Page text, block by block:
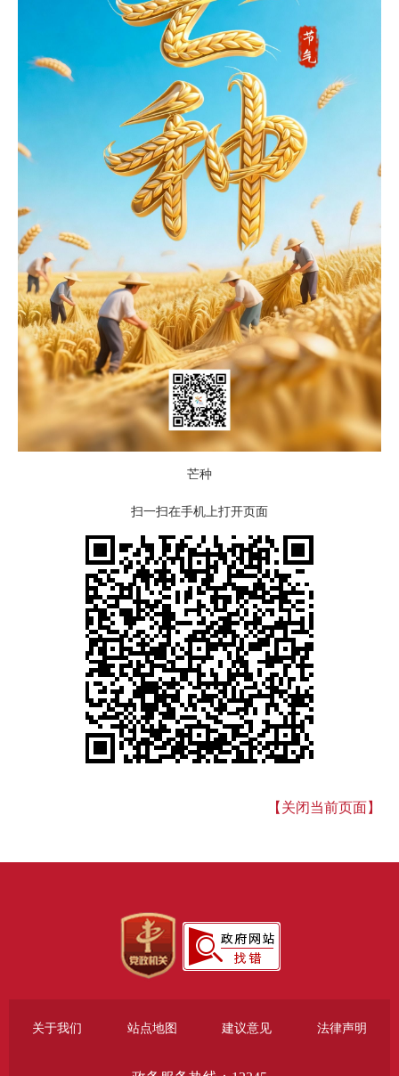
芒种
扫一扫在手机上打开页面
【关闭当前页面】
关于我们 站点地图 建议意见 法律声明